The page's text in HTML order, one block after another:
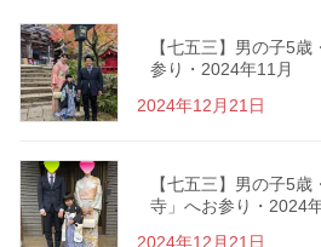
【七五三】男の子5
参り・2024年11月
2024年12月21日
【七五三】男の子5
寺」へお参り・2024
2024年12月21日